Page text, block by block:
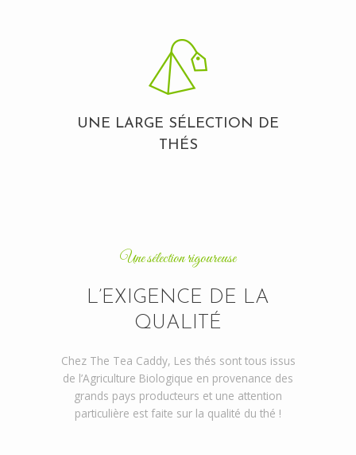
UNE LARGE SÉLECTION DE
THÉS
Une sélection rigoureuse
L’EXIGENCE DE LA
QUALITÉ
Chez The Tea Caddy, Les thés sont tous issus
de l’Agriculture Biologique en provenance des
grands pays producteurs et une attention
particulière est faite sur la qualité du thé !